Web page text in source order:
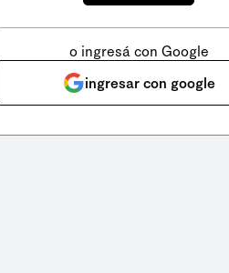
o ingresá con Google
ingresar con google